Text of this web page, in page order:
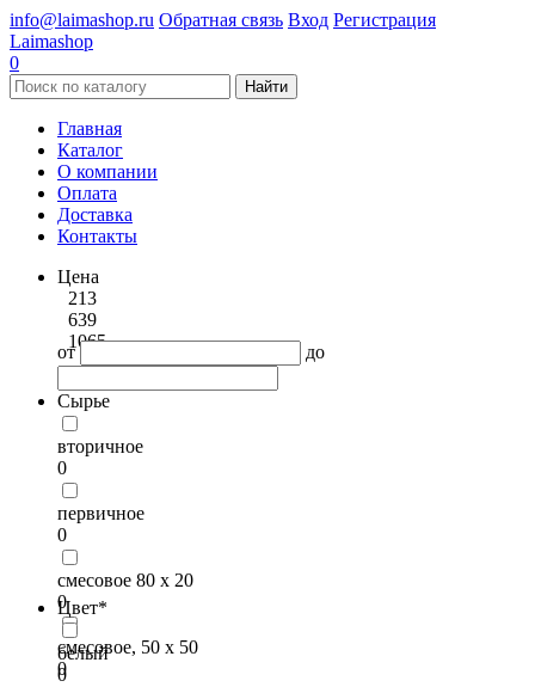
info@laimashop.ru Обратная связь Вход Регистрация
Laimashop
0
Найти
Главная
Каталог
О компании
Оплата
Доставка
Контакты
Цена
213
639
1065
от до
Сырье
вторичное
0
первичное
0
смесовое 80 x 20
0
смесовое, 50 х 50
0
Цвет*
белый
0